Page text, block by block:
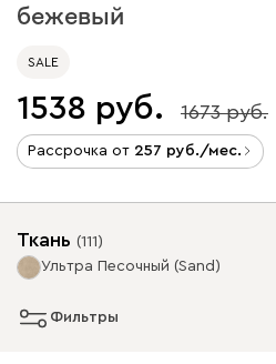
бежевый
SALE
1538 1673
Рассрочка от 257 /мес.
Ткань (111)
Ультра Песочный (Sand)
Фильтры